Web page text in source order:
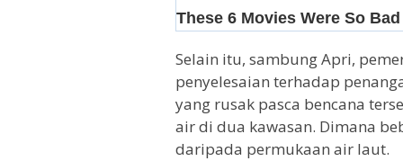
Selain itu, sambung Apri,
penyelesaian terhadap
yang rusak pasca bencana
air di dua kawasan. Dimana
daripada permukaan air laut.